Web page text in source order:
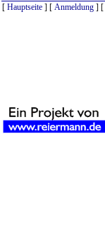
[ Hauptseite ] [ Anmeldung ] [